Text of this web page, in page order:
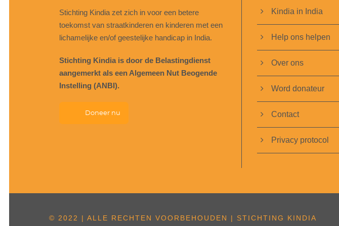
Stichting Kindia zet zich in voor een betere
toekomst van straatkinderen en kinderen met een
lichamelijke en/of geestelijke handicap in India.
Stichting Kindia is door de Belastingdienst
aangemerkt als een Algemeen Nut Beogende
Instelling (ANBI).
Doneer nu
Kindia in India
Help ons helpen
Over ons
Word donateur
Contact
Privacy protocol
© 2022 | ALLE RECHTEN VOORBEHOUDEN | STICHTING KINDIA